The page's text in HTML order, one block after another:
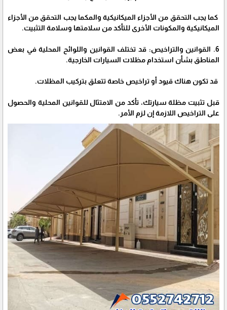
كما يجب التحقق من الأجزاء الميكانيكية والمكما يجب التحقق من الأجزاء
الميكانيكية والمكونات الأخرى للتأكد من سلامتها وسلامة التثبيت.
6. القوانين والتراخيص: قد تختلف القوانين واللوائح المحلية في بعض
المناطق بشأن استخدام مظلات السيارات الخارجية.
قد تكون هناك قيود أو تراخيص خاصة تتعلق بتركيب المظلات.
قبل تثبيت مظلة سيارتك، تأكد من الامتثال للقوانين المحلية والحصول
على التراخيص اللازمة إن لزم الأمر.